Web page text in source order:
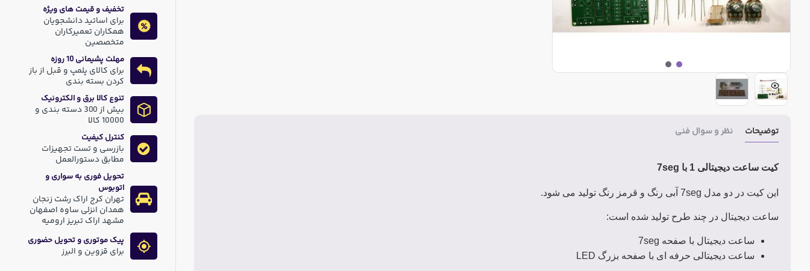
توضیحات نظر و سوال فنی
کیت ساعت دیجیتالی 1 با 7seg
این کیت در دو مدل 7seg آبی رنگ و قرمز رنگ تولید می شود.
ساعت دیجیتال در چند طرح تولید شده است:
ساعت دیجیتال با صفحه 7seg
ساعت دیجیتالی حرفه ای با صفحه بزرگ LED
تخفیف و قیمت های ویژه
برای اساتید دانشجویان
همکاران تعمیرکاران
متخصصین
مهلت پشیمانی 10 روزه
برای کالای پلمپ و قبل از باز
کردن بسته بندی
تنوع کالا برق و الکترونیک
بیش از 300 دسته بندی و
10000 کالا
کنترل کیفیت
بازرسی و تست تجهیزات
مطابق دستورالعمل
تحویل فوری به سواری و
اتوبوس
تهران کرج اراک رشت زنجان
همدان انزلی ساوه اصفهان
مشهد اراک تبریز ارومیه
پیک موتوری و تحویل حضوری
برای قزوین و البرز